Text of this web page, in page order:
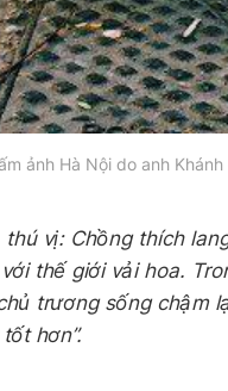
ảnh Hà Nội do anh Khánh
vị: Chồng thích
thế giới vải hoa.
trương sống chậm
hơn”.